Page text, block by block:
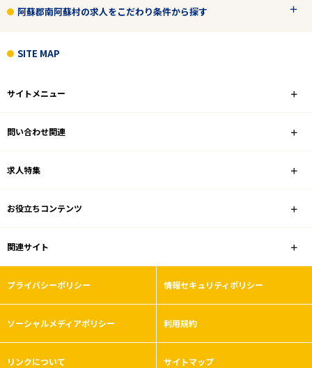
エリアで探す
阿蘇郡南阿蘇村
業種
雇用形態
積極採用中
フリーワード
阿蘇郡南阿蘇村の求人をこだわり条件から探す
SITE MAP
サイトメニュー
問い合わせ関連
求人特集
お役立ちコンテンツ
関連サイト
プライバシーポリシー 情報セキュリティポリシー
ソーシャルメディアポリシー 利用規約
リンクについて サイトマップ